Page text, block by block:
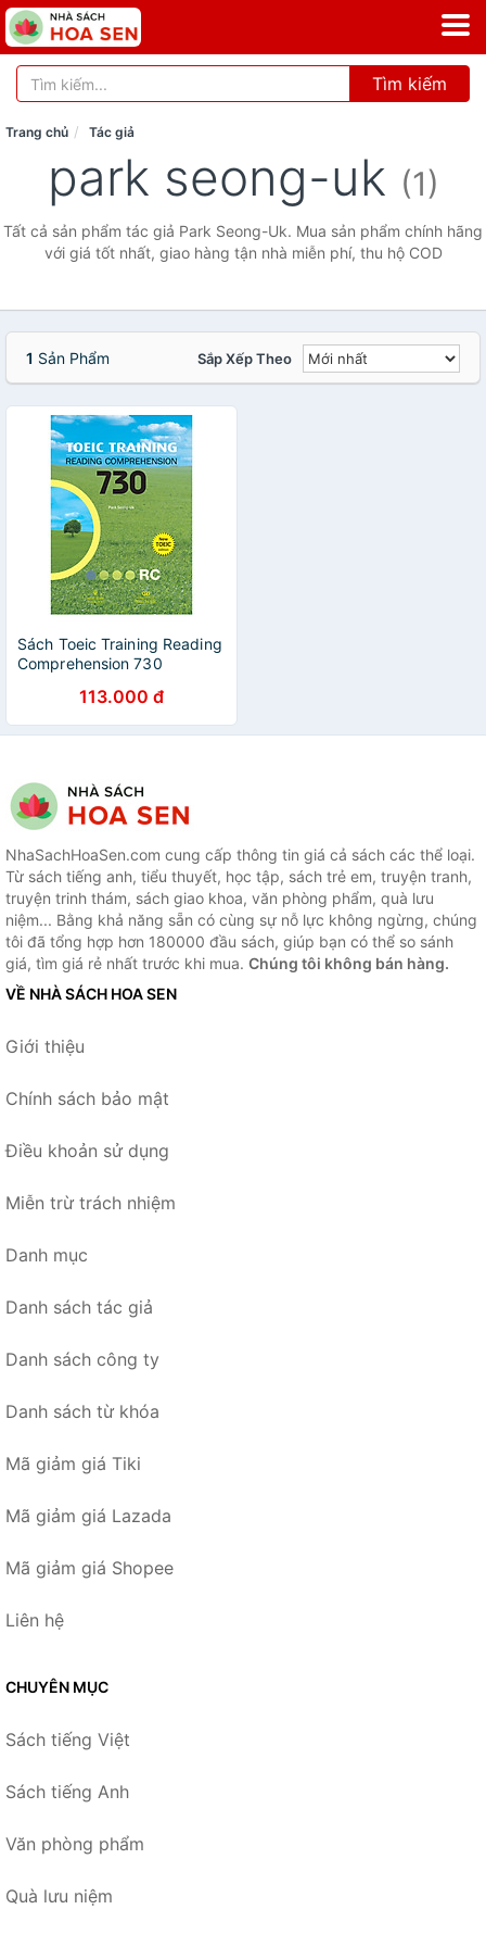
Tìm kiếm
Trang chủ Tác giả
park seong-uk (1)
Tất cả sản phẩm tác giả Park Seong-Uk. Mua sản phẩm chính hãng
với giá tốt nhất, giao hàng tận nhà miễn phí, thu hộ COD
1 Sản Phẩm Sắp Xếp Theo
Sách Toeic Training Reading
Comprehension 730
113.000 đ
NhaSachHoaSen.com cung cấp thông tin giá cả sách các thể loại.
Từ sách tiếng anh, tiểu thuyết, học tập, sách trẻ em, truyện tranh,
truyện trinh thám, sách giao khoa, văn phòng phẩm, quà lưu
niệm... Bằng khả năng sẵn có cùng sự nỗ lực không ngừng, chúng
tôi đã tổng hợp hơn 180000 đầu sách, giúp bạn có thể so sánh
giá, tìm giá rẻ nhất trước khi mua. Chúng tôi không bán hàng.
VỀ NHÀ SÁCH HOA SEN
Giới thiệu
Chính sách bảo mật
Điều khoản sử dụng
Miễn trừ trách nhiệm
Danh mục
Danh sách tác giả
Danh sách công ty
Danh sách từ khóa
Mã giảm giá Tiki
Mã giảm giá Lazada
Mã giảm giá Shopee
Liên hệ
CHUYÊN MỤC
Sách tiếng Việt
Sách tiếng Anh
Văn phòng phẩm
Quà lưu niệm